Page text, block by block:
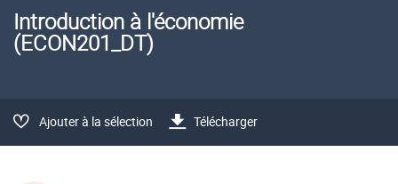
Introduction à l'économie
(ECON201_DT)
Ajouter à la sélection Télécharger